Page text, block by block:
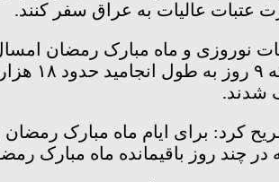
و ماه مبارک رمضان
شدند.
چند روز باقیمانده ماه مبارک